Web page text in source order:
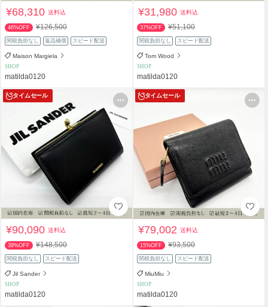
¥68,310送料込
46%OFF ¥126,500
関税負担なし 返品補償 スピード配送
Maison Margiela
SHOP
matilda0120
¥31,980送料込
37%OFF ¥51,100
関税負担なし スピード配送
Tom Wood
SHOP
matilda0120
タイムセール
¥90,090送料込
39%OFF ¥148,500
関税負担なし スピード配送
Jil Sander
SHOP
matilda0120
タイムセール
¥79,002送料込
15%OFF ¥93,500
関税負担なし スピード配送
MiuMiu
SHOP
matilda0120